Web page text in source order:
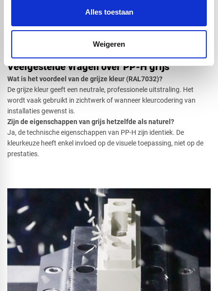
Alles toestaan
Weigeren
Wij denken mee vanaf de techniek tot de bewerking. PP-H grijs
bestellen? Vraag vandaag nog uw offerte aan!
Veelgestelde vragen over PP-H grijs
Wat is het voordeel van de grijze kleur (RAL7032)?
De grijze kleur geeft een neutrale, professionele uitstraling. Het
wordt vaak gebruikt in zichtwerk of wanneer kleurcodering van
installaties gewenst is.
Zijn de eigenschappen van grijs hetzelfde als naturel?
Ja, de technische eigenschappen van PP-H zijn identiek. De
kleurkeuze heeft enkel invloed op de visuele toepassing, niet op de
prestaties.